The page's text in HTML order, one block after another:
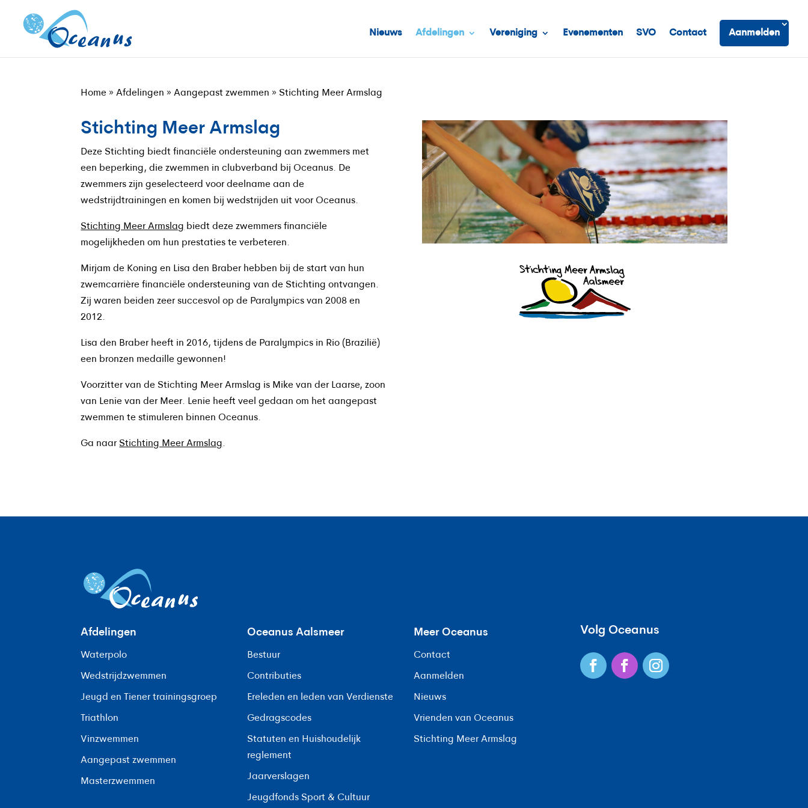
Nieuws Afdelingen Vereniging Evenementen SVO Contact Aanmelden
Home »Afdelingen »Aangepast zwemmen » Stichting Meer Armslag
Stichting Meer Armslag
Deze Stichting biedt financiële ondersteuning aan zwemmers met
een beperking, die zwemmen in clubverband bij Oceanus. De
zwemmers zijn geselecteerd voor deelname aan de
wedstrijdtrainingen en komen bij wedstrijden uit voor Oceanus.
Stichting Meer Armslag biedt deze zwemmers financiële
mogelijkheden om hun prestaties te verbeteren.
Mirjam de Koning en Lisa den Braber hebben bij de start van hun
zwemcarrière financiële ondersteuning van de Stichting ontvangen.
Zij waren beiden zeer succesvol op de Paralympics van 2008 en
2012.
Lisa den Braber heeft in 2016, tijdens de Paralympics in Rio (Brazilië)
een bronzen medaille gewonnen!
Voorzitter van de Stichting Meer Armslag is Mike van der Laarse, zoon
van Lenie van der Meer. Lenie heeft veel gedaan om het aangepast
zwemmen te stimuleren binnen Oceanus.
Ga naar Stichting Meer Armslag.
Afdelingen
Waterpolo
Wedstrijdzwemmen
Jeugd en Tiener trainingsgroep
Triathlon
Vinzwemmen
Aangepast zwemmen
Masterzwemmen
Oceanus Aalsmeer
Bestuur
Contributies
Ereleden en leden van Verdienste
Gedragscodes
Statuten en Huishoudelijk
reglement
Jaarverslagen
Jeugdfonds Sport & Cultuur
Meer Oceanus
Contact
Aanmelden
Nieuws
Vrienden van Oceanus
Stichting Meer Armslag
Volg Oceanus